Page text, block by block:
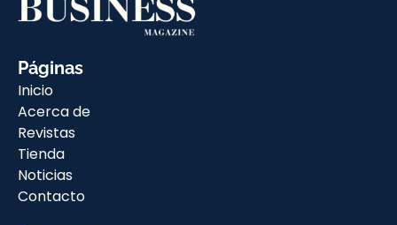
Páginas
Inicio
Acerca de
Revistas
Tienda
Noticias
Contacto